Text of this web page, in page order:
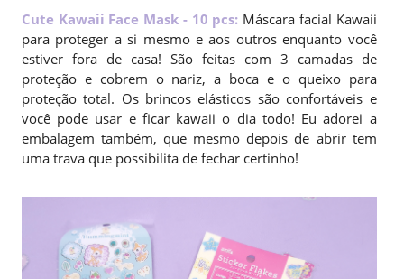
Cute Kawaii Face Mask - 10 pcs: Máscara facial Kawaii
para proteger a si mesmo e aos outros enquanto você
estiver fora de casa! São feitas com 3 camadas de
proteção e cobrem o nariz, a boca e o queixo para
proteção total. Os brincos elásticos são confortáveis ​​e
você pode usar e ficar kawaii o dia todo! Eu adorei a
embalagem também, que mesmo depois de abrir tem
uma trava que possibilita de fechar certinho!